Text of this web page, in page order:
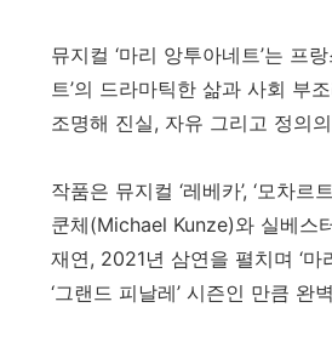
뮤지컬 ‘마리 앙투아네트’는 프
트’의 드라마틱한 삶과 사회 부
조명해 진실, 자유 그리고 정의
작품은 뮤지컬 ‘레베카’, ‘모차
쿤체(Michael Kunze)와 실베스
재연, 2021년 삼연을 펼치며 ‘
‘그랜드 피날레’ 시즌인 만큼 완